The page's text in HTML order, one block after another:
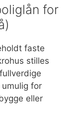
for
faste
stilles
for
eller